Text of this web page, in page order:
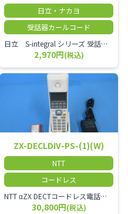
日立・ナカヨ
受話器カールコード
日立 S-integral シリーズ 受話器＋カールコード セット（黒）／本商品は中古品となります。 写真では分かりにくいキズ・汚れなどの使用感があります。 経年変化で日焼けの色味が強くなる場合がございます。 予めご理解・ご了承頂きますようお願いいたします。
2,970円(税込)
ZX-DECLDIV-PS-(1)(W)
NTT
コードレス
NTT αZX DECTコードレス電話機(ダイバーシティ方式)
30,800円(税込)